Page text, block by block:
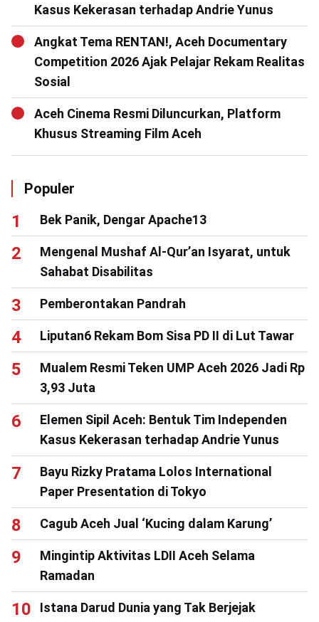
Kasus Kekerasan terhadap Andrie Yunus
Angkat Tema RENTAN!, Aceh Documentary
Competition 2026 Ajak Pelajar Rekam Realitas
Sosial
Aceh Cinema Resmi Diluncurkan, Platform
Khusus Streaming Film Aceh
Populer
Bek Panik, Dengar Apache13
Mengenal Mushaf Al-Qur’an Isyarat, untuk
Sahabat Disabilitas
Pemberontakan Pandrah
Liputan6 Rekam Bom Sisa PD II di Lut Tawar
Mualem Resmi Teken UMP Aceh 2026 Jadi Rp
3,93 Juta
Elemen Sipil Aceh: Bentuk Tim Independen
Kasus Kekerasan terhadap Andrie Yunus
Bayu Rizky Pratama Lolos International
Paper Presentation di Tokyo
Cagub Aceh Jual ‘Kucing dalam Karung’
Mingintip Aktivitas LDII Aceh Selama
Ramadan
Istana Darud Dunia yang Tak Berjejak